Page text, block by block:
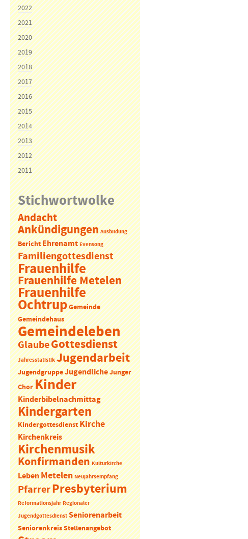
2022
2021
2020
2019
2018
2017
2016
2015
2014
2013
2012
2011
Stichwortwolke
Andacht
Ankündigungen Ausbildung
Bericht Ehrenamt Evensong
Familiengottesdienst
Frauenhilfe
Frauenhilfe Metelen
Frauenhilfe
Ochtrup Gemeinde
Gemeindehaus
Gemeindeleben
GlaubeGottesdienst
Jahresstatistik Jugendarbeit
Jugendgruppe Jugendliche Junger
Chor Kinder
Kinderbibelnachmittag
Kindergarten
Kindergottesdienst Kirche
Kirchenkreis
Kirchenmusik
Konfirmanden Kulturkirche
LebenMetelen Neujahrsempfang
PfarrerPresbyterium
Reformationsjahr Regionaler
Jugendgottesdienst Seniorenarbeit
Seniorenkreis Stellenangebot